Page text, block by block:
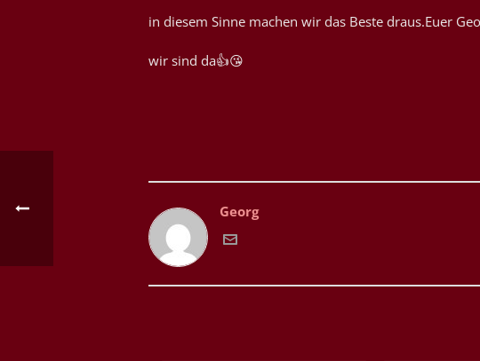
in diesem Sinne machen wir das Beste draus.Euer
wir sind da👍😘
Georg